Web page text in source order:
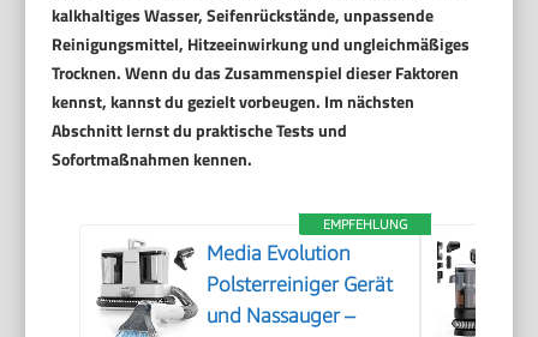
kalkhaltiges Wasser, Seifenrückstände, unpassende
Reinigungsmittel, Hitzeeinwirkung und ungleichmäßiges
Trocknen. Wenn du das Zusammenspiel dieser Faktoren
kennst, kannst du gezielt vorbeugen. Im nächsten
Abschnitt lernst du praktische Tests und
Sofortmaßnahmen kennen.
EMPFEHLUNG
Media Evolution
Polsterreiniger Gerät
und Nassauger –